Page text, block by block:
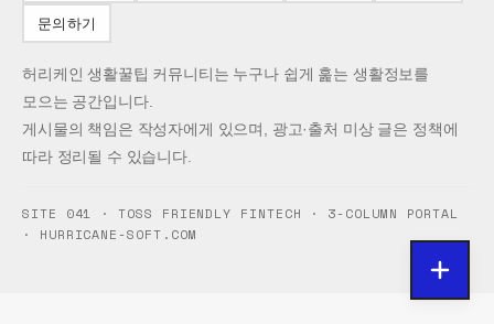
문의하기
허리케인 생활꿀팁 커뮤니티는 누구나 쉽게 훑는 생활정보를
모으는 공간입니다.
게시물의 책임은 작성자에게 있으며, 광고·출처 미상 글은 정책에
따라 정리될 수 있습니다.
SITE 041 · TOSS FRIENDLY FINTECH · 3-COLUMN PORTAL
· HURRICANE-SOFT.COM